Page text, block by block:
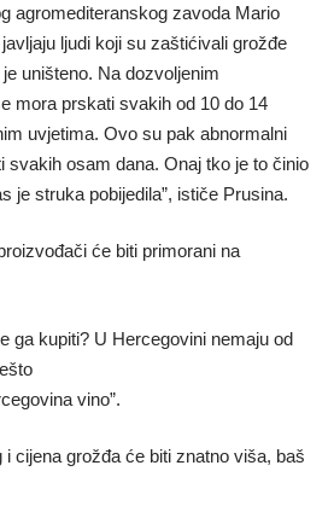
agromediteranskog zavoda Mario
ljudi koji su zaštićivali grožđe
uništeno. Na dozvoljenim
mora prskati svakih od 10 do 14
uvjetima. Ovo su pak abnormalni
svakih osam dana. Onaj tko je to činio
je struka pobijedila”, ističe Prusina.
će biti primorani na
ga kupiti? U Hercegovini nemaju od
vino”.
cijena grožđa će biti znatno viša, baš